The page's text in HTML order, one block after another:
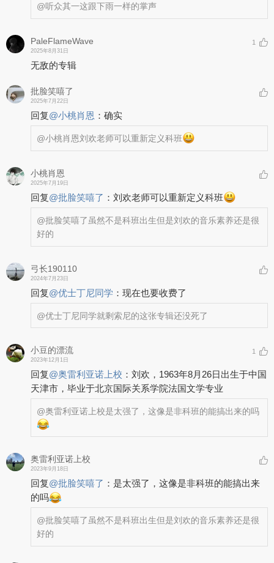
@听众其一这跟下雨一样的掌声
PaleFlameWave
2025年8月31日
1
无敌的专辑
批脸笑嘻了
2025年7月22日
回复@小桃肖恩 ： 确实
@小桃肖恩刘欢老师可以重新定义科班
小桃肖恩
2025年7月19日
回复@批脸笑嘻了 ： 刘欢老师可以重新定义科班
@批脸笑嘻了虽然不是科班出生但是刘欢的音乐素养还是很
好的
弓长190110
2024年7月23日
回复@优士丁尼同学 ： 现在也要收费了
@优士丁尼同学就剩索尼的这张专辑还没死了
小豆的漂流
2023年12月1日
1
回复@奥雷利亚诺上校 ： 刘欢，1963年8月26日出生于中国
天津市，毕业于北京国际关系学院法国文学专业
@奥雷利亚诺上校是太强了，这像是非科班的能搞出来的吗
奥雷利亚诺上校
2023年9月18日
回复@批脸笑嘻了 ： 是太强了，这像是非科班的能搞出来
的吗
@批脸笑嘻了虽然不是科班出生但是刘欢的音乐素养还是很
好的